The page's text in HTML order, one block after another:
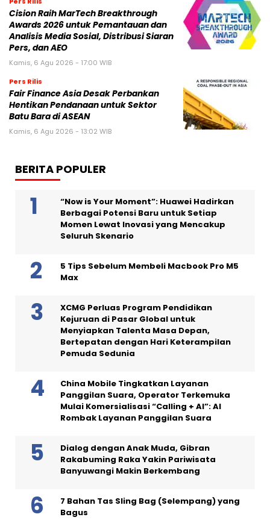
Cision Raih MarTech Breakthrough
Awards 2026 untuk Pemantauan dan
Analisis Media Sosial, Distribusi Siaran
Pers, dan AEO
Kamis, 6 Agu 2026 - 17:00 WIB
Pers Rilis
Fair Finance Asia Desak Perbankan
Hentikan Pendanaan untuk Sektor
Batu Bara di ASEAN
Kamis, 6 Agu 2026 - 13:02 WIB
BERITA POPULER
“Now is Your Moment”: Huawei Hadirkan
Berbagai Potensi Baru untuk Setiap
Momen Lewat Inovasi yang Mencakup
Seluruh Skenario
5 Tips Sebelum Membeli Macbook Pro M5
Max
XCMG Perluas Program Pendidikan
Kejuruan di Pasar Global untuk
Menyiapkan Talenta Masa Depan,
Bertepatan dengan Hari Keterampilan
Pemuda Sedunia
China Mobile Tingkatkan Layanan
Panggilan Suara, Operator Terkemuka
Mulai Komersialisasi “Calling + AI”: AI
Rombak Layanan Panggilan Suara
Dialog dengan Anak Muda, Gibran
Rakabuming Raka Yakin Pariwisata
Banyuwangi Makin Berkembang
7 Bahan Tas Sling Bag (Selempang) yang
Bagus